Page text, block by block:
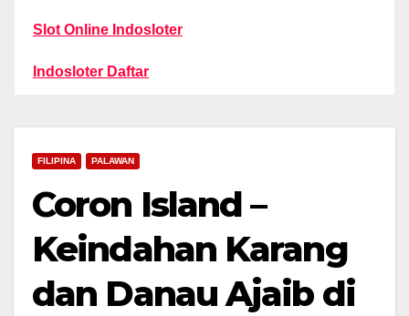
Slot Online Indosloter
Indosloter Daftar
FILIPINA PALAWAN
Coron Island –
Keindahan Karang
dan Danau Ajaib di